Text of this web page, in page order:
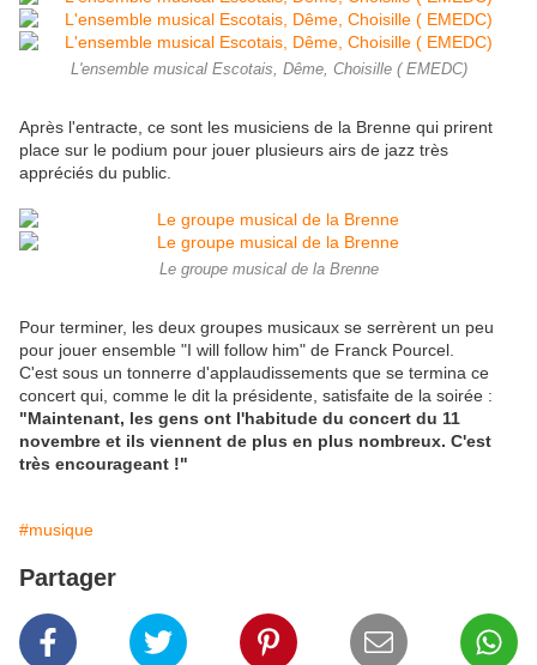
L'ensemble musical Escotais, Dême, Choisille ( EMEDC)
Après l'entracte, ce sont les musiciens de la Brenne qui prirent
place sur le podium pour jouer plusieurs airs de jazz très
appréciés du public.
Le groupe musical de la Brenne
Pour terminer, les deux groupes musicaux se serrèrent un peu
pour jouer ensemble "I will follow him" de Franck Pourcel.
C'est sous un tonnerre d'applaudissements que se termina ce
concert qui, comme le dit la présidente, satisfaite de la soirée :
"Maintenant, les gens ont l'habitude du concert du 11
novembre et ils viennent de plus en plus nombreux. C'est
très encourageant !"
#musique
Partager